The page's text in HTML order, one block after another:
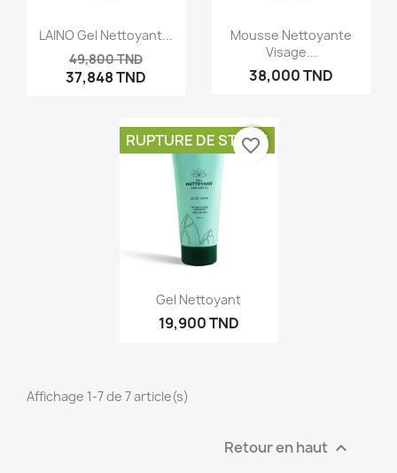
LAINO Gel Nettoyant...
49,800 TND
37,848 TND
Mousse Nettoyante
Visage...
38,000 TND
Gel Nettoyant
19,900 TND
RUPTURE DE STOCK
favorite_border
Affichage 1-7 de 7 article(s)
Retour en haut 